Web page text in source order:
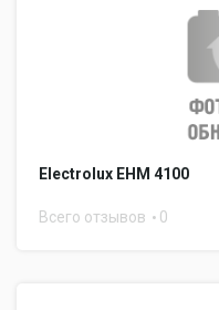
Electrolux EHM 4100
Всего отзывов 0